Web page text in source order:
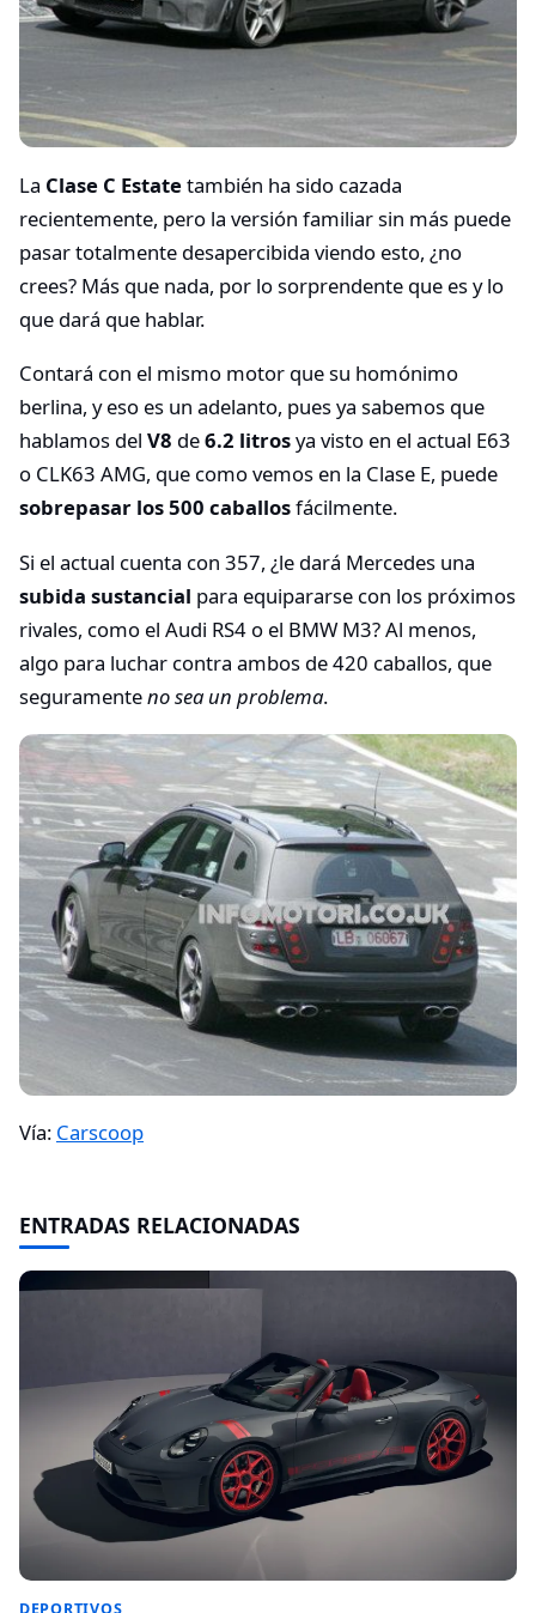
La Clase C Estatetambién ha sido cazada
recientemente, pero la versión familiar sin más puede
pasar totalmente desapercibida viendo esto, ¿no
crees? Más que nada, por lo sorprendente que es y lo
que dará que hablar.
Contará con el mismo motor que su homónimo
berlina, y eso es un adelanto, pues ya sabemos que
hablamos del V8 de6.2 litrosya visto en el actual E63
o CLK63 AMG, que como vemos en la Clase E, puede
sobrepasar los 500 caballosfácilmente.
Si el actual cuenta con 357, ¿le dará Mercedes una
subida sustancial para equipararse con los próximos
rivales, como el Audi RS4 o el BMW M3? Al menos,
algo para luchar contra ambos de 420 caballos, que
seguramenteno sea un problema.
Vía: Carscoop
ENTRADAS RELACIONADAS
DEPORTIVOS